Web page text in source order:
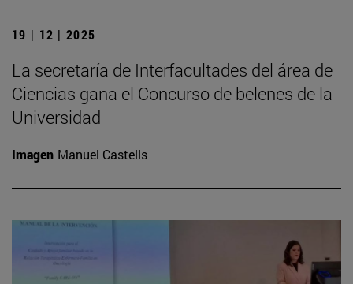
19 | 12 | 2025
La secretaría de Interfacultades del área de
Ciencias gana el Concurso de belenes de la
Universidad
Imagen Manuel Castells